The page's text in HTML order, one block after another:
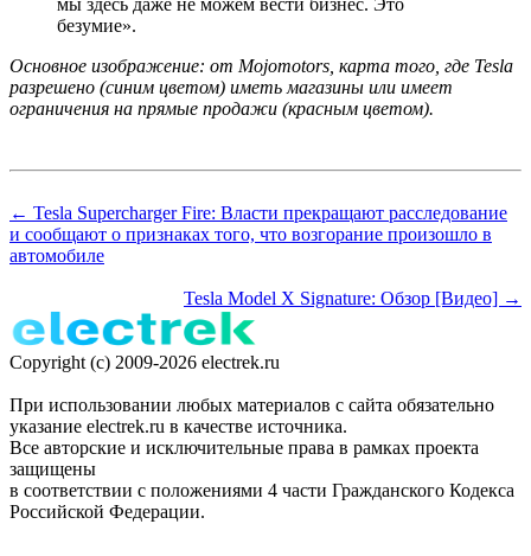
мы здесь даже не можем вести бизнес. Это
безумие».
Основное изображение: от Mojomotors, карта того, где Tesla
разрешено (синим цветом) иметь магазины или имеет
ограничения на прямые продажи (красным цветом).
← Tesla Supercharger Fire: Власти прекращают расследование
и сообщают о признаках того, что возгорание произошло в
автомобиле
Tesla Model X Signature: Обзор [Видео] →
Copyright (c) 2009-2026 electrek.ru
При использовании любых материалов с сайта обязательно
указание electrek.ru в качестве источника.
Все авторские и исключительные права в рамках проекта
защищены
в соответствии с положениями 4 части Гражданского Кодекса
Российской Федерации.